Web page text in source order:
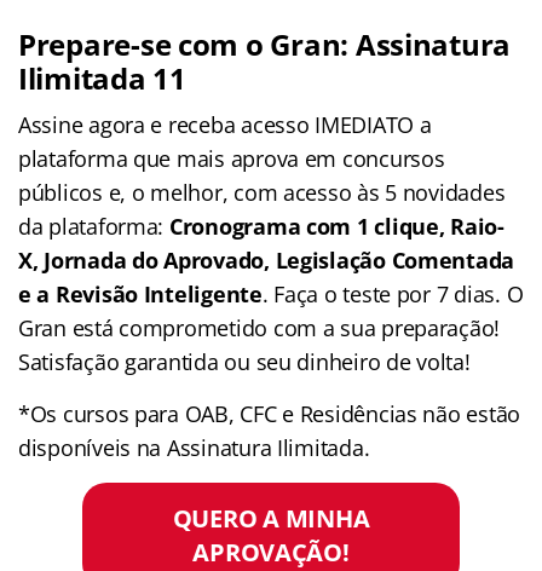
Prepare-se com o Gran: Assinatura
Ilimitada 11
Assine agora e receba acesso IMEDIATO a
plataforma que mais aprova em concursos
públicos e, o melhor, com acesso às 5 novidades
da plataforma: Cronograma com 1 clique, Raio-
X, Jornada do Aprovado, Legislação Comentada
e a Revisão Inteligente. Faça o teste por 7 dias. O
Gran está comprometido com a sua preparação!
Satisfação garantida ou seu dinheiro de volta!
*Os cursos para OAB, CFC e Residências não estão
disponíveis na Assinatura Ilimitada.
QUERO A MINHA
APROVAÇÃO!